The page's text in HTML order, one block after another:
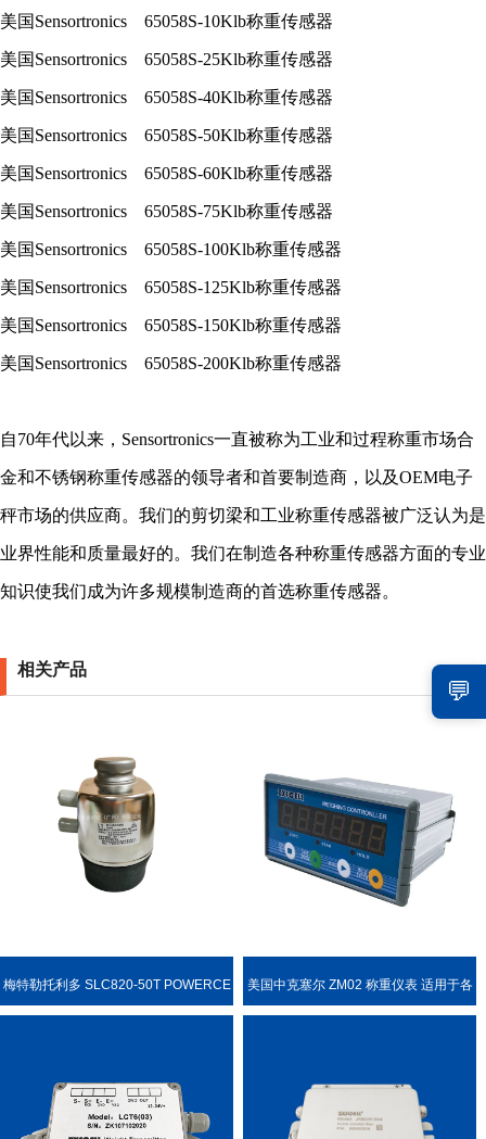
美国Sensortronics 65058S-10Klb称重传感器
美国Sensortronics 65058S-25Klb称重传感器
美国Sensortronics 65058S-40Klb称重传感器
美国Sensortronics 65058S-50Klb称重传感器
美国Sensortronics 65058S-60Klb称重传感器
美国Sensortronics 65058S-75Klb称重传感器
美国Sensortronics 65058S-100Klb称重传感器
美国Sensortronics 65058S-125Klb称重传感器
美国Sensortronics 65058S-150Klb称重传感器
美国Sensortronics 65058S-200Klb称重传感器
自70年代以来，Sensortronics一直被称为工业和过程称重市场合
金和不锈钢称重传感器的领导者和首要制造商，以及OEM电子
秤市场的供应商。我们的剪切梁和工业称重传感器被广泛认为是
业界性能和质量最好的。我们在制造各种称重传感器方面的专业
知识使我们成为许多规模制造商的首选称重传感器。
相关产品
梅特勒托利多 SLC820-50T POWERCE 美国中克塞尔 ZM02 称重仪表 适用于各
💬